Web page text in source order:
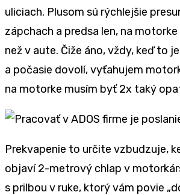
uliciach. Plusom sú rýchlejšie
zápchach a predsa len, na
než v aute. Čiže áno, vždy, keď to
a počasie dovolí, vyťahujem
na motorke musím byť 2x taký
Prekvapenie to určite vzbudzuje,
objaví 2-metrový chlap v
s prilbou v ruke, ktorý vám povie